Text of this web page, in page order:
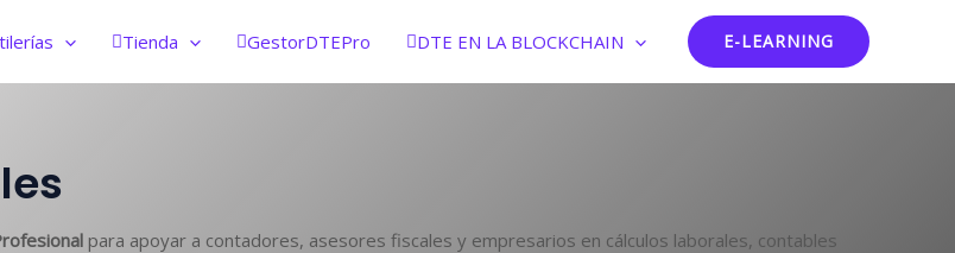
Tienda GestorDTEPro DTE EN LA BLOCKCHAIN E-LEARNING
para apoyar a contadores, asesores fiscales y empresarios en cálculos laborales, contables